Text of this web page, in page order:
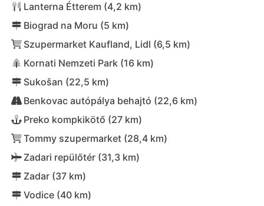
Lanterna Étterem (4,2 km)
Biograd na Moru (5 km)
Szupermarket Kaufland, Lidl (6,5 km)
Kornati Nemzeti Park (16 km)
Sukošan (22,5 km)
Benkovac autópálya behajtó (22,6 km)
Preko kompkikötő (27 km)
Tommy szupermarket (28,4 km)
Zadari repülőtér (31,3 km)
Zadar (37 km)
Vodice (40 km)